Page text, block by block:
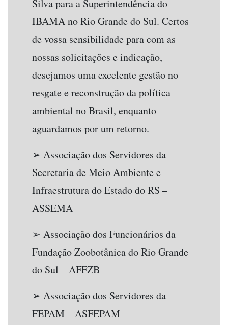
Silva para a Superintendência do
IBAMA no Rio Grande do Sul. Certos
de vossa sensibilidade para com as
nossas solicitações e indicação,
desejamos uma excelente gestão no
resgate e reconstrução da política
ambiental no Brasil, enquanto
aguardamos por um retorno.
➢ Associação dos Servidores da
Secretaria de Meio Ambiente e
Infraestrutura do Estado do RS –
ASSEMA
➢ Associação dos Funcionários da
Fundação Zoobotânica do Rio Grande
do Sul – AFFZB
➢ Associação dos Servidores da
FEPAM – ASFEPAM